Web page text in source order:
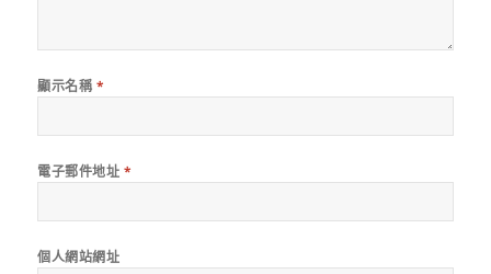
顯示名稱 *
電子郵件地址 *
個人網站網址